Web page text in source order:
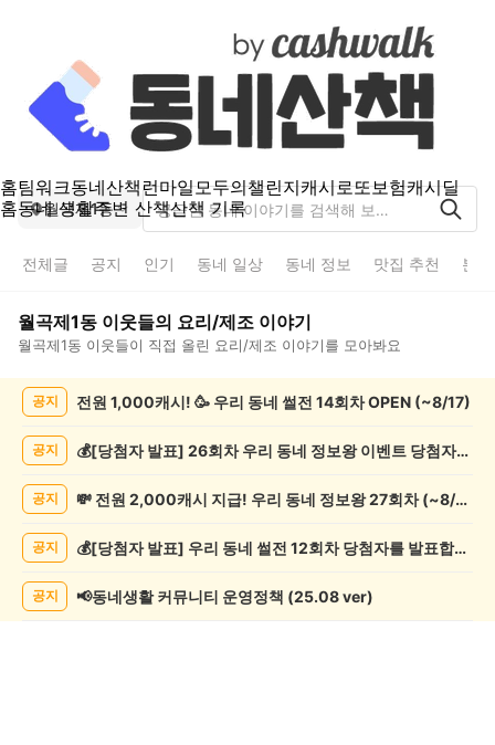
홈팀워크동네산책런마일모두의챌린지캐시로또보험캐시딜
홈동네 생활주변 산책산책 기록
월곡제1동
전체글 공지 인기 동네 일상 동네 정보 맛집 추천 분
월곡제1동 이웃들의 요리/제조 이야기
월곡제1동 이웃들이 직접 올린 요리/제조 이야기를 모아봐요
리/
글
공지 전원 1,000캐시! 🥳 우리 동네 썰전 14회차 OPEN (~8/17)
공지 💰[당첨자 발표] 26회차 우리 동네 정보왕 이벤트 당첨자를 발표합니다!
공지 💸 전원 2,000캐시 지급! 우리 동네 정보왕 27회차 (~8/10)
공지 💰[당첨자 발표] 우리 동네 썰전 12회차 당첨자를 발표합니다!
공지 📢동네생활 커뮤니티 운영정책 (25.08 ver)